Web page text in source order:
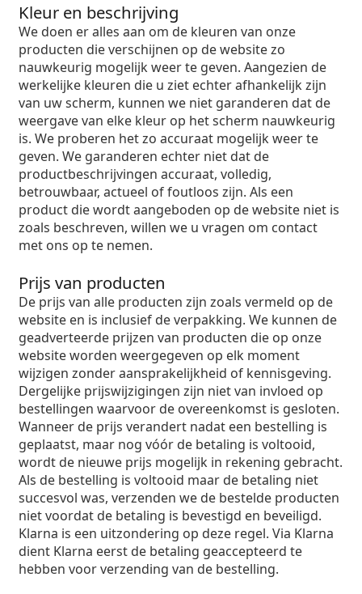
Kleur en beschrijving
We doen er alles aan om de kleuren van onze
producten die verschijnen op de website zo
nauwkeurig mogelijk weer te geven. Aangezien de
werkelijke kleuren die u ziet echter afhankelijk zijn
van uw scherm, kunnen we niet garanderen dat de
weergave van elke kleur op het scherm nauwkeurig
is. We proberen het zo accuraat mogelijk weer te
geven. We garanderen echter niet dat de
productbeschrijvingen accuraat, volledig,
betrouwbaar, actueel of foutloos zijn. Als een
product die wordt aangeboden op de website niet is
zoals beschreven, willen we u vragen om contact
met ons op te nemen.
Prijs van producten
De prijs van alle producten zijn zoals vermeld op de
website en is inclusief de verpakking. We kunnen de
geadverteerde prijzen van producten die op onze
website worden weergegeven op elk moment
wijzigen zonder aansprakelijkheid of kennisgeving.
Dergelijke prijswijzigingen zijn niet van invloed op
bestellingen waarvoor de overeenkomst is gesloten.
Wanneer de prijs verandert nadat een bestelling is
geplaatst, maar nog vóór de betaling is voltooid,
wordt de nieuwe prijs mogelijk in rekening gebracht.
Als de bestelling is voltooid maar de betaling niet
succesvol was, verzenden we de bestelde producten
niet voordat de betaling is bevestigd en beveiligd.
Klarna is een uitzondering op deze regel. Via Klarna
dient Klarna eerst de betaling geaccepteerd te
hebben voor verzending van de bestelling.